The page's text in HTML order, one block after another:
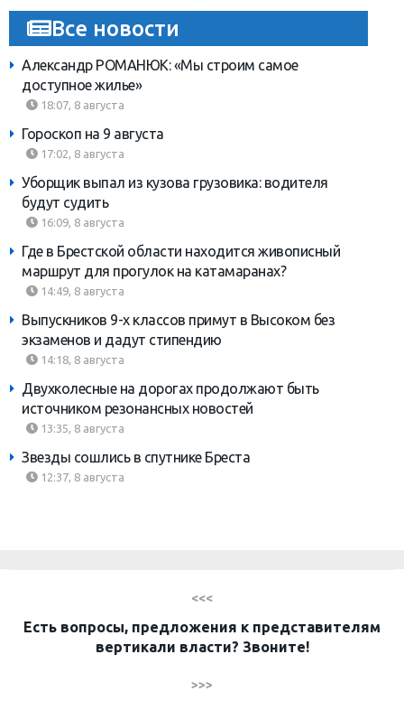
Все новости
Александр РОМАНЮК: «Мы строим самое
доступное жилье»
18:07, 8 августа
Гороскоп на 9 августа
17:02, 8 августа
Уборщик выпал из кузова грузовика: водителя
будут судить
16:09, 8 августа
Где в Брестской области находится живописный
маршрут для прогулок на катамаранах?
14:49, 8 августа
Выпускников 9-х классов примут в Высоком без
экзаменов и дадут стипендию
14:18, 8 августа
Двухколесные на дорогах продолжают быть
источником резонансных новостей
13:35, 8 августа
Звезды сошлись в спутнике Бреста
12:37, 8 августа
<<<
Есть вопросы, предложения к представителям
вертикали власти? Звоните!
>>>